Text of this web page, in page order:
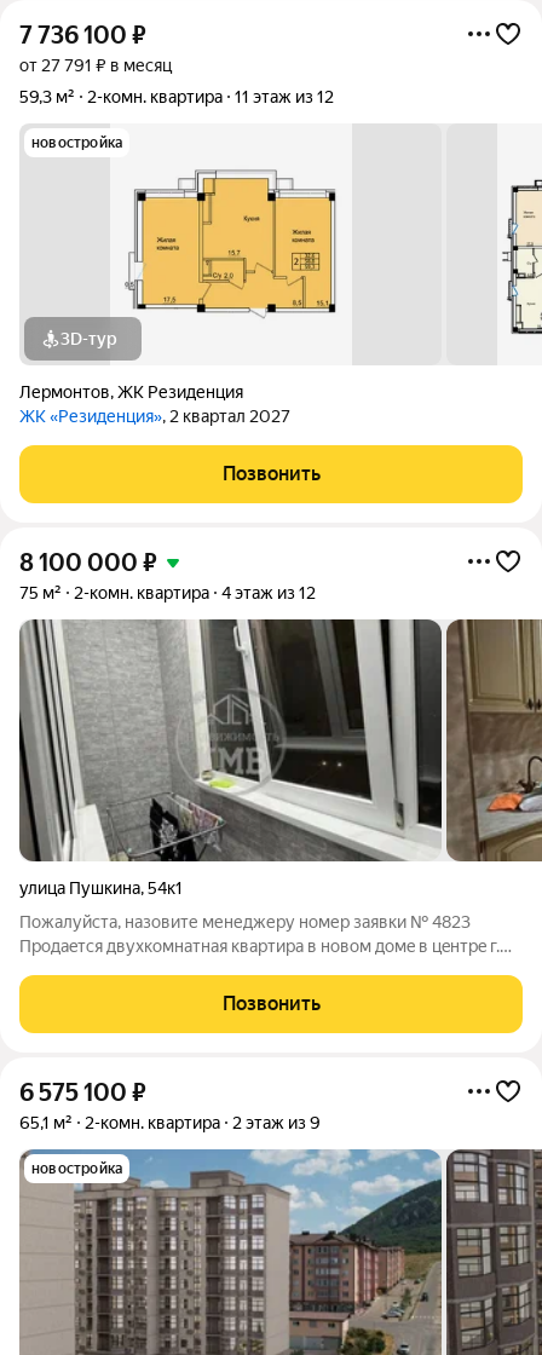
7 736 100 ₽
от 27 791 ₽ в месяц
59,3 м²
2-комн. квартира 11 этаж из 12
новостройка
3D-тур
Лермонтов,ЖК Резиденция
ЖК «Резиденция», 2 квартал 2027
Позвонить
8 100 000 ₽
75 м² 2-комн. квартира 4 этаж из 12
улица Пушкина,54к1
Пожалуйста, назовите менеджеру номер заявки № 4823
Прoдaeтcя двухкoмнaтная квартирa в новoм домe в цeнтрe г.
лоджии теплый пoл. Автономнoе oтoпление (низкие
кoммунальные платежи).
Позвонить
6 575 100 ₽
65,1 м² 2-комн. квартира 2 этаж из 9
новостройка